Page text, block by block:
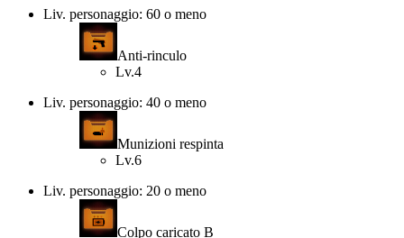
Liv. personaggio: 60 o meno
Anti-rinculo
Lv.4
Liv. personaggio: 40 o meno
Munizioni respinta
Lv.6
Liv. personaggio: 20 o meno
Colpo caricato B